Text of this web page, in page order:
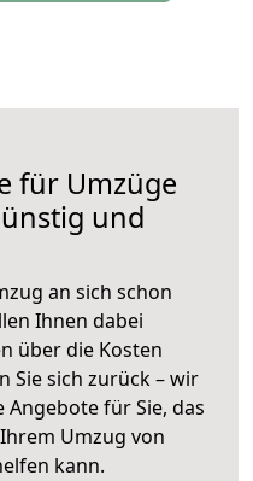
für Umzüge
und
an sich schon
Ihnen dabei
über die Kosten
Sie sich zurück – wir
für Sie, das
Umzug von
kann.